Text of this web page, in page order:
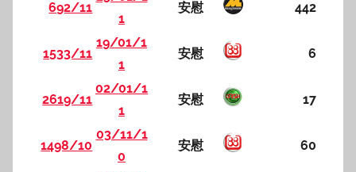
692/11
1
安慰 442
1533/11
19/01/1
1
安慰 6
2619/11
02/01/1
1
安慰 17
1498/10
03/11/1
0
安慰 60